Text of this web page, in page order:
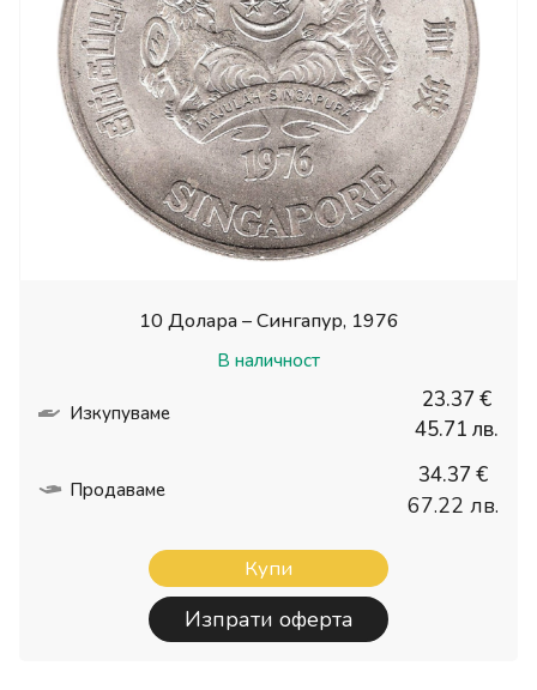
10 Долара – Сингапур, 1976
В наличност
Изкупуваме
23.37 €
45.71 лв.
Продаваме
34.37 €
67.22 лв.
Купи
Изпрати оферта